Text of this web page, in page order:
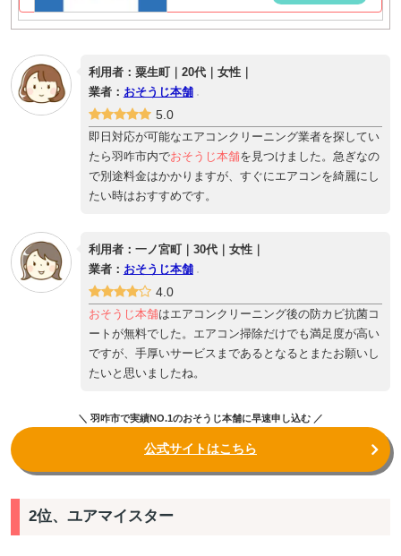
利用者：粟生町｜20代｜女性｜
業者： おそうじ本舗
5.0
即日対応が可能なエアコンクリーニング業者を探してい
たら羽咋市内でおそうじ本舗を見つけました。急ぎなの
で別途料金はかかりますが、すぐにエアコンを綺麗にし
たい時はおすすめです。
利用者：一ノ宮町｜30代｜女性｜
業者： おそうじ本舗
4.0
おそうじ本舗はエアコンクリーニング後の防カビ抗菌コ
ートが無料でした。エアコン掃除だけでも満足度が高い
ですが、手厚いサービスまであるとなるとまたお願いし
たいと思いましたね。
＼ 羽咋市で実績NO.1のおそうじ本舗に早速申し込む ／
公式サイトはこちら
2位、ユアマイスター